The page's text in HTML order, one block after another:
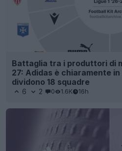
Battaglia tra i produttori di
27: Adidas è chiaramente
dividono 18 squadre
6 2 0 1.6K 16h